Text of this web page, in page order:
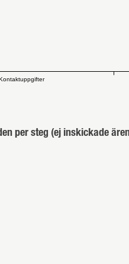
per steg (ej inskickade